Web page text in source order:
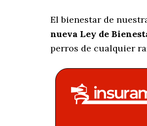
El bienestar de
nueva Ley de
perros de cualquier